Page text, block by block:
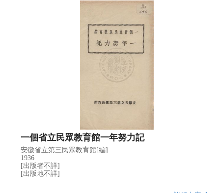
一個省立民眾教育館一年努力記
安徽省立第三民眾教育館[編]
1936
[出版者不詳]
[出版地不詳]